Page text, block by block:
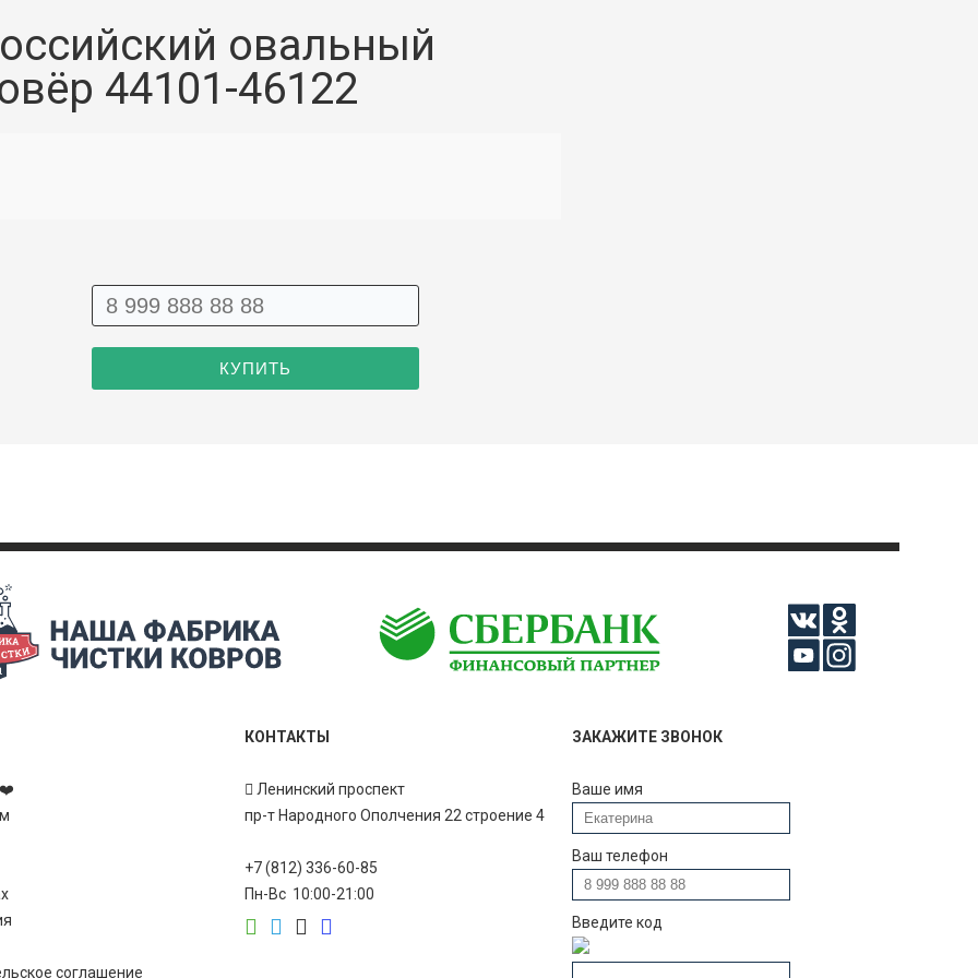
овальный
44101-46122
❤️
соглашение
КОНТАКТЫ
Ленинский проспект
пр-т Народного Ополчения 22 строение 4
+7 (812) 336-60-85
Пн-Вс 10:00-21:00
ЗАКАЖИТЕ ЗВОНОК
Ваше имя
Ваш телефон
Введите код